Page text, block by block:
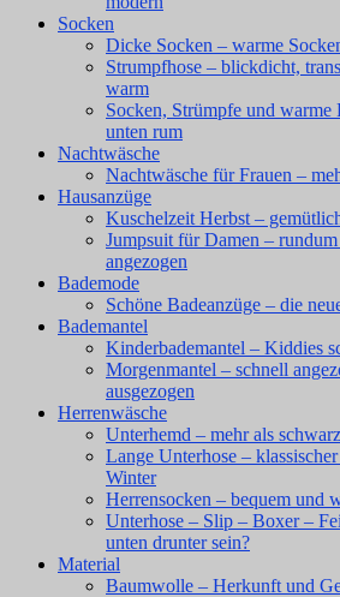
Socken
Dicke Socken – warme
Strumpfhose – blickdicht,
warm
Socken, Strümpfe und warme
unten rum
Nachtwäsche
Nachtwäsche für Frauen –
Hausanzüge
Kuschelzeit Herbst –
Jumpsuit für Damen –
angezogen
Bademode
Schöne Badeanzüge – die
Bademantel
Kinderbademantel – Kiddies
Morgenmantel – schnell
ausgezogen
Herrenwäsche
Unterhemd – mehr als
Lange Unterhose –
Winter
Herrensocken – bequem und
Unterhose – Slip – Boxer –
unten drunter sein?
Material
Baumwolle – Herkunft und